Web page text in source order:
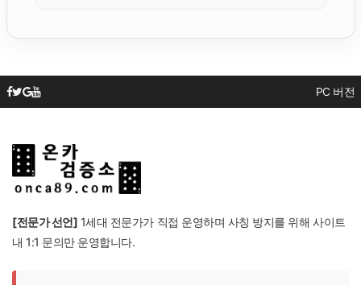
PC 버전
[전문가 선언] 1세대 전문가가 직접 운영하며 사칭 방지를 위해 사이트
내 1:1 문의만 운영합니다.